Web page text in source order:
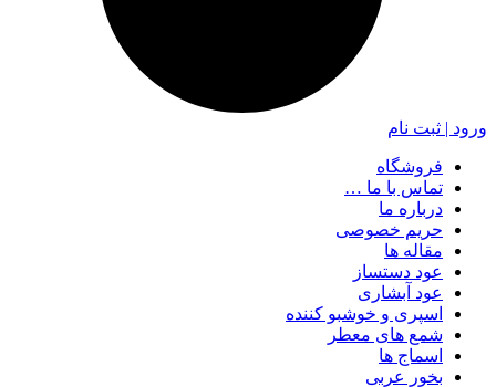
ورود | ثبت نام
فروشگاه
تماس با ما …
درباره ما
حریم خصوصی
مقاله ها
عود دستساز
عود آبشاری
اسپری و خوشبو کننده
شمع های معطر
اسماج ها
بخور عربی